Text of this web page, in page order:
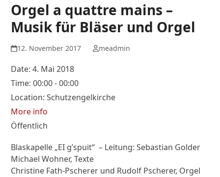
Orgel a quattre mains –
Musik für Bläser und Orgel
12. November 2017 meadmin
Date:4. Mai 2018
Time:00:00 - 00:00
Location:Schutzengelkirche
More info
Öffentlich
Blaskapelle „EI g’spuit“ – Leitung: Sebastian Golder
Michael Wohner, Texte
Christine Fath-Pscherer und Rudolf Pscherer, Orgel